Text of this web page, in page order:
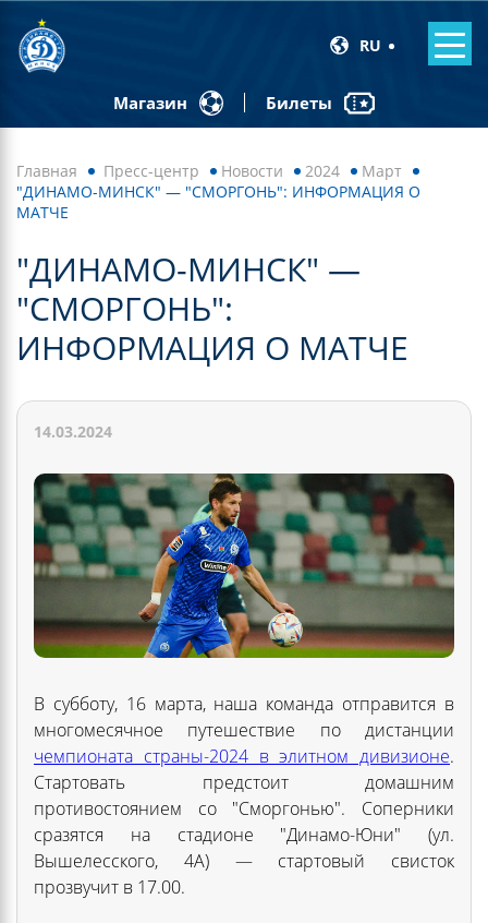
RU
Магазин Билеты
Главная Пресс-центр Новости 2024
Март
"ДИНАМО-МИНСК" — "СМОРГОНЬ": ИНФОРМАЦИЯ О
МАТЧЕ
"ДИНАМО-МИНСК" —
"СМОРГОНЬ":
ИНФОРМАЦИЯ О МАТЧЕ
14.03.2024
В субботу, 16 марта, наша команда отправится в
многомесячное путешествие по дистанции
чемпионата страны-2024 в элитном дивизионе.
Стартовать предстоит домашним
противостоянием со "Сморгонью". Соперники
сразятся на стадионе "Динамо-Юни" (ул.
Вышелесского, 4А) — стартовый свисток
прозвучит в 17.00.